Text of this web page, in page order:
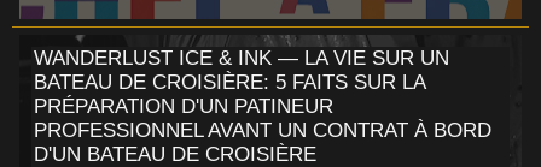
WANDERLUST ICE & INK — LA VIE SUR UN
BATEAU DE CROISIÈRE: 5 FAITS SUR LA
PRÉPARATION D'UN PATINEUR
PROFESSIONNEL AVANT UN CONTRAT À BORD
D'UN BATEAU DE CROISIÈRE